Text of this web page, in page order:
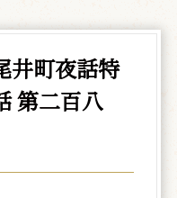
井町夜話特
第二百八